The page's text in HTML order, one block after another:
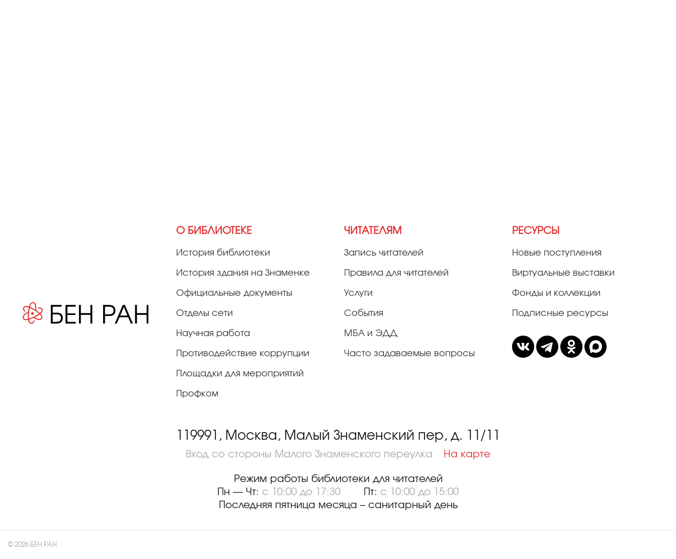
О БИБЛИОТЕКЕ
История библиотеки
История здания на Знаменке
Официальные документы
Отделы сети
Научная работа
Противодействие коррупции
Площадки для мероприятий
Профком
ЧИТАТЕЛЯМ
Запись читателей
Правила для читателей
Услуги
События
МБА и ЭДД
Часто задаваемые вопросы
РЕСУРСЫ
Новые поступления
Виртуальные выставки
Фонды и коллекции
Подписные ресурсы
119991, Москва, Малый Знаменский пер, д. 11/11
Вход со стороны Малого Знаменского переулка На карте
Режим работы библиотеки для читателей
Пн — Чт: с 10:00 до 17:30 Пт: с 10:00 до 15:00
Последняя пятница месяца – санитарный день
© 2026 БЕН РАН